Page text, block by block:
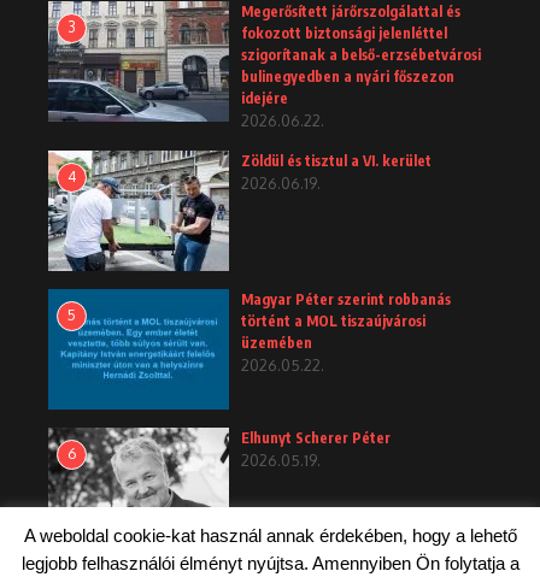
3
Megerősített járőrszolgálattal és
fokozott biztonsági jelenléttel
szigorítanak a belső-erzsébetvárosi
bulinegyedben a nyári főszezon
idejére
2026.06.22.
4
Zöldül és tisztul a VI. kerület
2026.06.19.
5
Magyar Péter szerint robbanás
történt a MOL tiszaújvárosi
üzemében
2026.05.22.
6
Elhunyt Scherer Péter
2026.05.19.
A weboldal cookie-kat használ annak érdekében, hogy a lehető
legjobb felhasználói élményt nyújtsa. Amennyiben Ön folytatja a